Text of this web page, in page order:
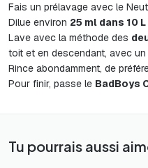
Fais un prélavage avec le
Dilue environ 25 ml dans 10
Lave avec la méthode des
toit et en descendant, avec
Rince abondamment, de
Pour finir, passe le BadBoys
Tu pourrais aussi